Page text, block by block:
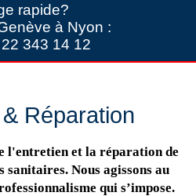
rapide?
à Nyon :
343 14 12
Réparation
l'entretien et la réparation de
Nous agissons au
qui s’impose.